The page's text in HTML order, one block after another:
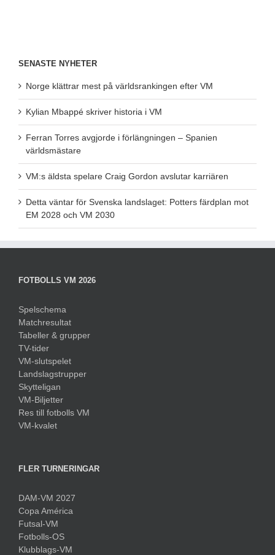
SENASTE NYHETER
Norge klättrar mest på världsrankingen efter VM
Kylian Mbappé skriver historia i VM
Ferran Torres avgjorde i förlängningen – Spanien
världsmästare
VM:s äldsta spelare Craig Gordon avslutar karriären
Detta väntar för Svenska landslaget: Potters färdplan mot
EM 2028 och VM 2030
FOTBOLLS VM 2026
Spelschema
Matchresultat
Tabeller & grupper
TV-tider
VM-slutspelet
Landslagstrupper
Skytteligan
VM-Biljetter
Res till fotbolls VM
VM-kvalet
FLER TURNERINGAR
DAM-VM 2027
Copa América
Futsal-VM
Fotbolls-OS
Klubblags-VM